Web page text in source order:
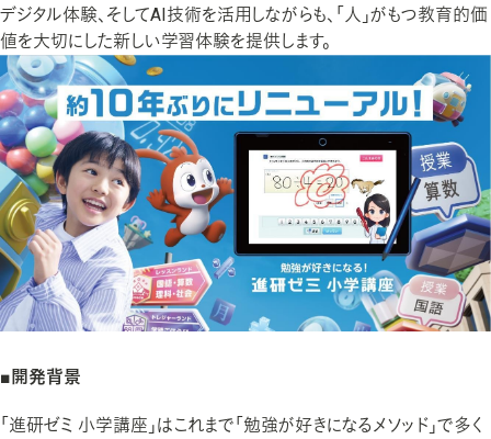
アセスメント
日常学習
校務支援
教育情報提供サイト
企業での学びの支援
人材育成
採用支援
介護・保育、ペッツのサービス・商品
デジタル体験、そしてAI技術を活用しながらも、「人」がもつ教育的価
値を大切にした新しい学習体験を提供します。
■開発背景
「進研ゼミ 小学講座」はこれまで「勉強が好きになるメソッド」で多く